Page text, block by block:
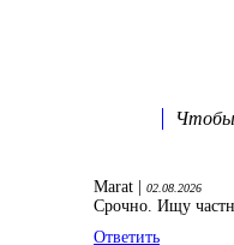
Чтобы
Marat | 02.08.2026
Срочно. Ищу
Ответить